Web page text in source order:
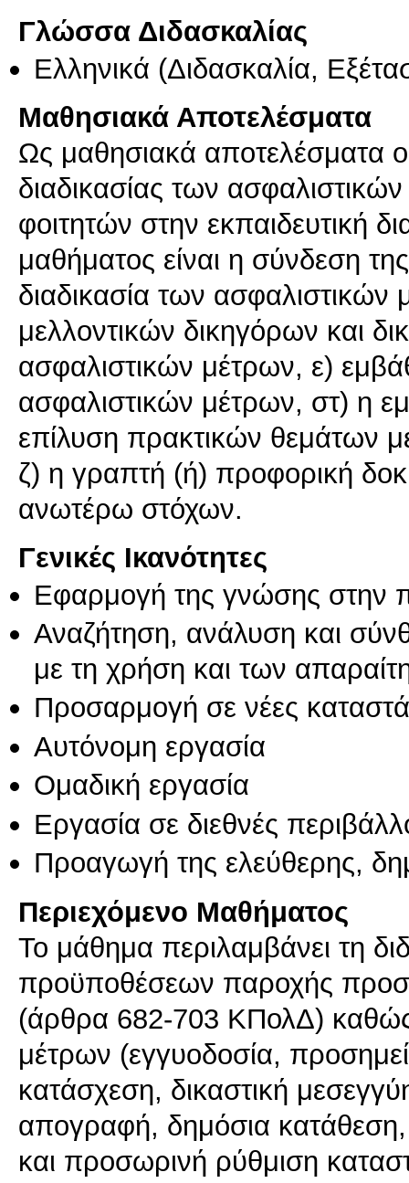
Γλώσσα Διδασκαλίας
Ελληνικά (Διδασκαλία,
Μαθησιακά Αποτελέσματα
Ως μαθησιακά αποτελέσματα
διαδικασίας των
φοιτητών στην εκπαιδευτική
μαθήματος είναι η σύνδεση
διαδικασία των
μελλοντικών δικηγόρων και
ασφαλιστικών μέτρων, ε)
ασφαλιστικών μέτρων, στ) η
επίλυση πρακτικών θεμάτων
ζ) η γραπτή (ή) προφορική
ανωτέρω στόχων.
Γενικές Ικανότητες
Εφαρμογή της γνώσης στην
Αναζήτηση, ανάλυση και
με τη χρήση και των
Προσαρμογή σε νέες
Αυτόνομη εργασία
Ομαδική εργασία
Εργασία σε διεθνές
Προαγωγή της ελεύθερης,
Περιεχόμενο Μαθήματος
Το μάθημα περιλαμβάνει τη
προϋποθέσεων παροχής
(άρθρα 682-703 ΚΠολΔ) καθώς
μέτρων (εγγυοδοσία,
κατάσχεση, δικαστική
απογραφή, δημόσια
και προσωρινή ρύθμιση